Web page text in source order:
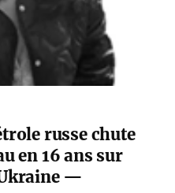
russe chute
en 16 ans sur
—